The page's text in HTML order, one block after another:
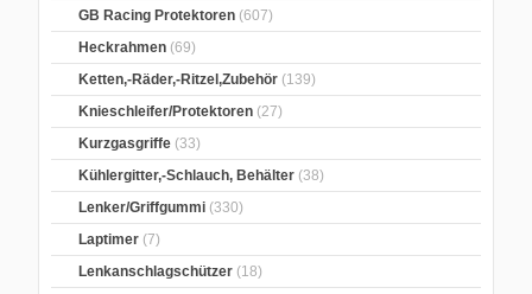
GB Racing Protektoren (607)
Heckrahmen (69)
Ketten,-Räder,-Ritzel,Zubehör (139)
Knieschleifer/Protektoren (27)
Kurzgasgriffe (33)
Kühlergitter,-Schlauch, Behälter (38)
Lenker/Griffgummi (330)
Laptimer (7)
Lenkanschlagschützer (18)